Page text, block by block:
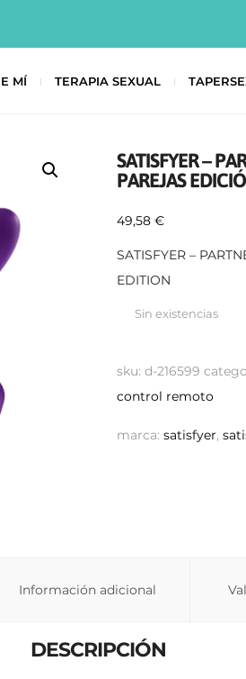
MÍ TERAPIA SEXUAL
SATISFYER –
PAREJAS
49,58€
SATISFYER –
EDITION
Sin existencias
sku:d-216599
control remoto
marca:satisfyer,
Información adicional
DESCRIPCIÓN